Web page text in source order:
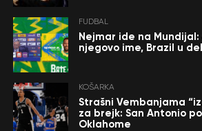
FUDBAL
Nejmar ide na
njegovo ime, Brazil u
KOŠARKA
Strašni Vembanjama
za brejk: San Antonio
Oklahome